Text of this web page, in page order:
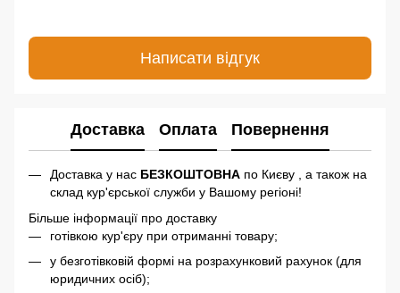
Написати відгук
Доставка Оплата Повернення
Доставка у нас БЕЗКОШТОВНА по Києву , а також на
склад кур'єрської служби у Вашому регіоні!
Більше інформації про доставку
готівкою кур'єру при отриманні товару;
у безготівковій формі на розрахунковий рахунок (для
юридичних осіб);